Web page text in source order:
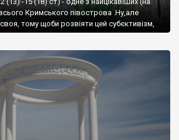
Кримського півострова .Ну,але
тому щоби розвіяти цей субєктивізм,
це